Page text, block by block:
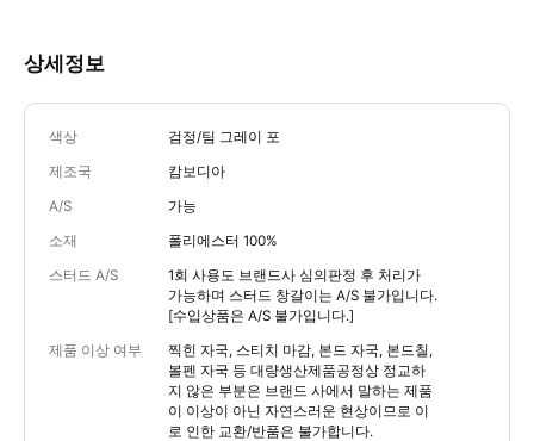
상세정보
색상 검정/팀 그레이 포
제조국 캄보디아
A/S 가능
소재 폴리에스터 100%
스터드 A/S
1회 사용도 브랜드사 심의판정 후 처리가
가능하며 스터드 창갈이는 A/S 불가입니다.
[수입상품은 A/S 불가입니다.]
제품 이상 여부
찍힌 자국, 스티치 마감, 본드 자국, 본드칠,
볼펜 자국 등 대량생산제품공정상 정교하
지 않은 부분은 브랜드 사에서 말하는 제품
이 이상이 아닌 자연스러운 현상이므로 이
로 인한 교환/반품은 불가합니다.